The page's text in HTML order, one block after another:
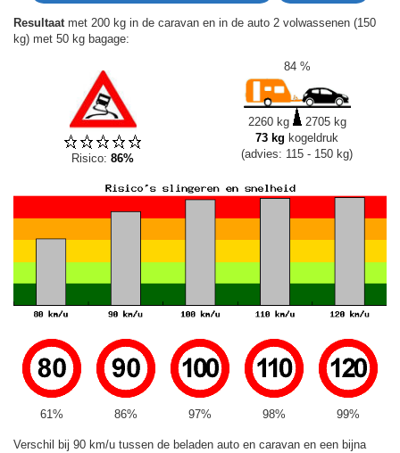
Resultaat met 200 kg in de caravan en in de auto 2 volwassenen (150
kg) met 50 kg bagage:
Risico:86%
84 %
2260 kg
2705 kg
73 kg kogeldruk
(advies: 115 - 150 kg)
61% 86% 97% 98% 99%
Verschil bij 90 km/u tussen de beladen auto en caravan en een bijna